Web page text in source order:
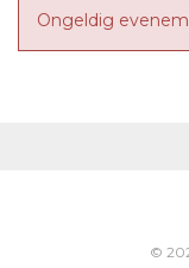
Ongeldig
©